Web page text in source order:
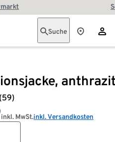
Suche
anthrazit
(59)
inkl. MwSt.inkl. Versandkosten